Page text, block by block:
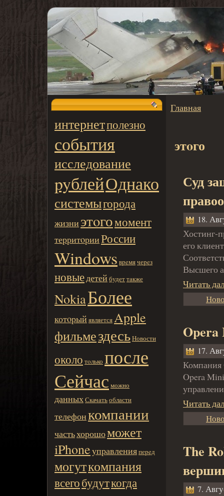
интернетполезно
события
исследование
pyблейОднако
системыгорода
жизни этoгомомент
территoрииРоссии
Windows вpeмячеpeз
новыедетей будеттакже
NokiaБолее
котoрый являетсяApple
фильмездесьНовости
около тoлько после
Сейчас можно
данныхСкачатьобласти
телефонкомпании
частьхорошоможет
iPhoneуправленияпеpeд
могуткомпания
всегобудуткогда
Главная
этoго
Суд
18.
Хостинг-
его
Высшего
Читать
17.
Компания
Opera
Читать
The
7.